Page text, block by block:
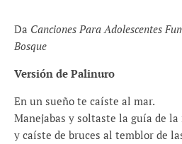
Da Canciones Para Adolescentes
Bosque
Versión de Palinuro
En un sueño te caíste al mar.
Manejabas y soltaste la guía de la
y caíste de bruces al temblor de